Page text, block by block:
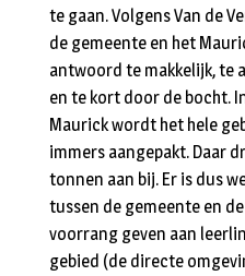
te gaan. Volgens Van de
de gemeente en het
antwoord te makkelijk, te
en te kort door de bocht.
Maurick wordt het hele
immers aangepakt. Daar
tonnen aan bij. Er is dus
tussen de gemeente en
voorrang geven aan
gebied (de directe